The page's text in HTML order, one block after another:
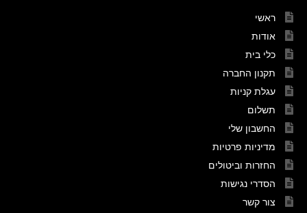
ראשי
אודות
כלי בית
תקנון החברה
עגלת קניות
תשלום
החשבון שלי
מדיניות פרטיות
החזרות וביטולים
הסדרי נגישות
צור קשר